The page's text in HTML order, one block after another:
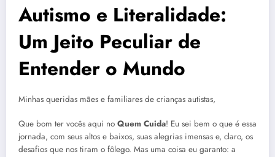
Autismo e Literalidade:
Um Jeito Peculiar de
Entender o Mundo
Minhas queridas mães e familiares de crianças autistas,
Que bom ter vocês aqui no Quem Cuida! Eu sei bem o que é essa
jornada, com seus altos e baixos, suas alegrias imensas e, claro, os
desafios que nos tiram o fôlego. Mas uma coisa eu garanto: a